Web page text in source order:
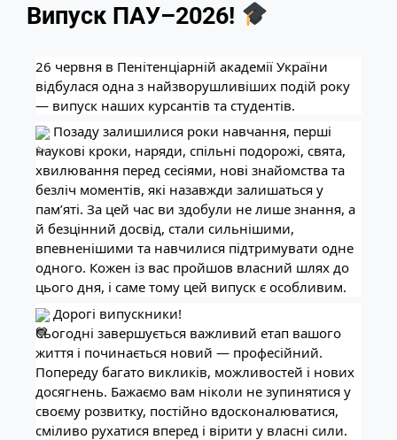
Випуск ПАУ–2026!
26 червня в Пенітенціарній академії України
відбулася одна з найзворушливіших подій року
— випуск наших курсантів та студентів.
Позаду залишилися роки навчання, перші
наукові кроки, наряди, спільні подорожі, свята,
хвилювання перед сесіями, нові знайомства та
безліч моментів, які назавжди залишаться у
пам’яті. За цей час ви здобули не лише знання, а
й безцінний досвід, стали сильнішими,
впевненішими та навчилися підтримувати одне
одного. Кожен із вас пройшов власний шлях до
цього дня, і саме тому цей випуск є особливим.
Дорогі випускники!
Сьогодні завершується важливий етап вашого
життя і починається новий — професійний.
Попереду багато викликів, можливостей і нових
досягнень. Бажаємо вам ніколи не зупинятися у
своєму розвитку, постійно вдосконалюватися,
сміливо рухатися вперед і вірити у власні сили.